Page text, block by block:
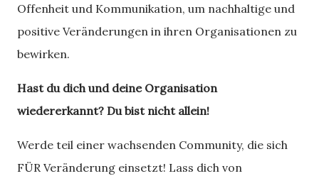
Offenheit und Kommunikation, um nachhaltige und
positive Veränderungen in ihren Organisationen zu
bewirken.
Hast du dich und deine Organisation
wiedererkannt? Du bist nicht allein!
Werde teil einer wachsenden Community, die sich
FÜR Veränderung einsetzt! Lass dich von